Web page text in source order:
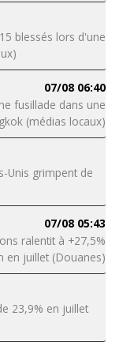
blessés lors d'une
07/08 06:40
fusillade dans une
(médias locaux)
Unis grimpent de
07/08 05:43
ralentit à +27,5%
en juillet (Douanes)
23,9% en juillet